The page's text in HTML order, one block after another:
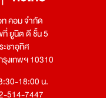
คอม จำกัด
ที่ ยูนิต ดี ชั้น 5
ชาอุทิศ
รุงเทพฯ 10310
18:00 น.
514-7447